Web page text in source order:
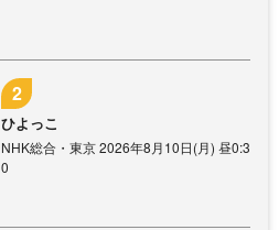
ひよっこ
NHK総合・東京 2026年8月10日(月) 昼0:3
0